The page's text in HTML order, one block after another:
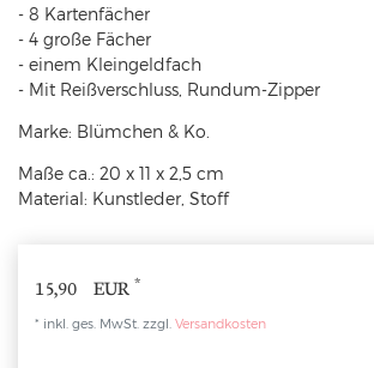
- 8 Kartenfächer
- 4 große Fächer
- einem Kleingeldfach
- Mit Reißverschluss, Rundum-Zipper
Marke: Blümchen & Ko.
Maße ca.: 20 x 11 x 2,5 cm
Material: Kunstleder, Stoff
15,90 EUR *
* inkl. ges. MwSt. zzgl. Versandkosten